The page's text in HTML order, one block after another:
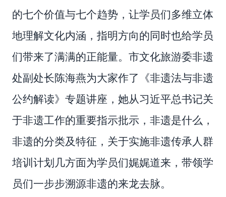
的七个价值与七个趋势，让学员们多维立体
地理解文化内涵，指明方向的同时也给学员
们带来了满满的正能量。市文化旅游委非遗
处副处长陈海燕为大家作了《非遗法与非遗
公约解读》专题讲座，她从习近平总书记关
于非遗工作的重要指示批示，非遗是什么，
非遗的分类及特征，关于实施非遗传承人群
培训计划几方面为学员们娓娓道来，带领学
员们一步步溯源非遗的来龙去脉。